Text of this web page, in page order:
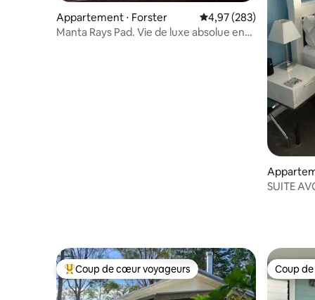
Appartement ⋅ Forster Évaluation moyenne
4,97 (283)
Manta Rays Pad. Vie de luxe absolue en
SUITE
Coups de cœur voyageurs les plus appréciés
Coup de cœur voyageurs Coup
Coup